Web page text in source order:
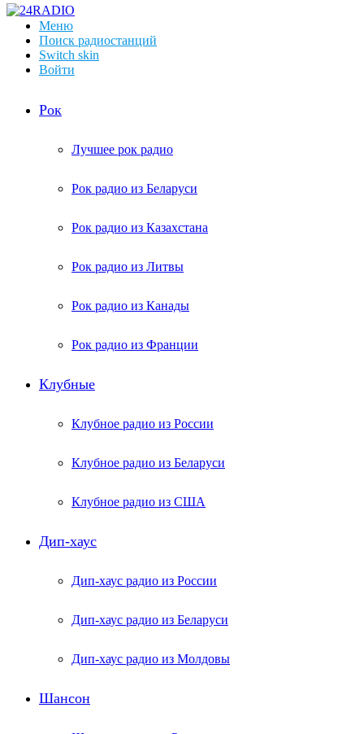
Меню
Поиск радиостанций
Switch skin
Войти
Рок
Лучшее рок радио
Рок радио из Беларуси
Рок радио из Казахстана
Рок радио из Литвы
Рок радио из Канады
Рок радио из Франции
Клубные
Клубное радио из России
Клубное радио из Беларуси
Клубное радио из США
Дип-хаус
Дип-хаус радио из России
Дип-хаус радио из Беларуси
Дип-хаус радио из Молдовы
Шансон